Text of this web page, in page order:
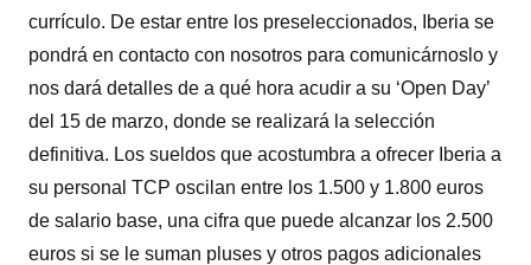
currículo. De estar entre los preseleccionados, Iberia se
pondrá en contacto con nosotros para comunicárnoslo y
nos dará detalles de a qué hora acudir a su ‘Open Day’
del 15 de marzo, donde se realizará la selección
definitiva. Los sueldos que acostumbra a ofrecer Iberia a
su personal TCP oscilan entre los 1.500 y 1.800 euros
de salario base, una cifra que puede alcanzar los 2.500
euros si se le suman pluses y otros pagos adicionales